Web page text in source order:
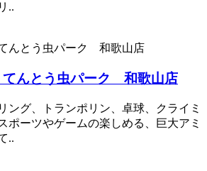
..
てんとう虫パーク 和歌山店
ング、トランポリン、卓球、クライミ
ポーツやゲームの楽しめる、巨大アミ
..